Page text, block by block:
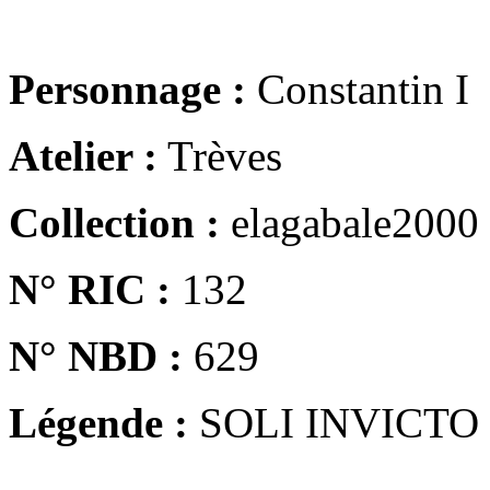
Personnage : Constantin I
Atelier : Trèves
Collection : elagabale2000
N° RIC : 132
N° NBD : 629
Légende : SOLI